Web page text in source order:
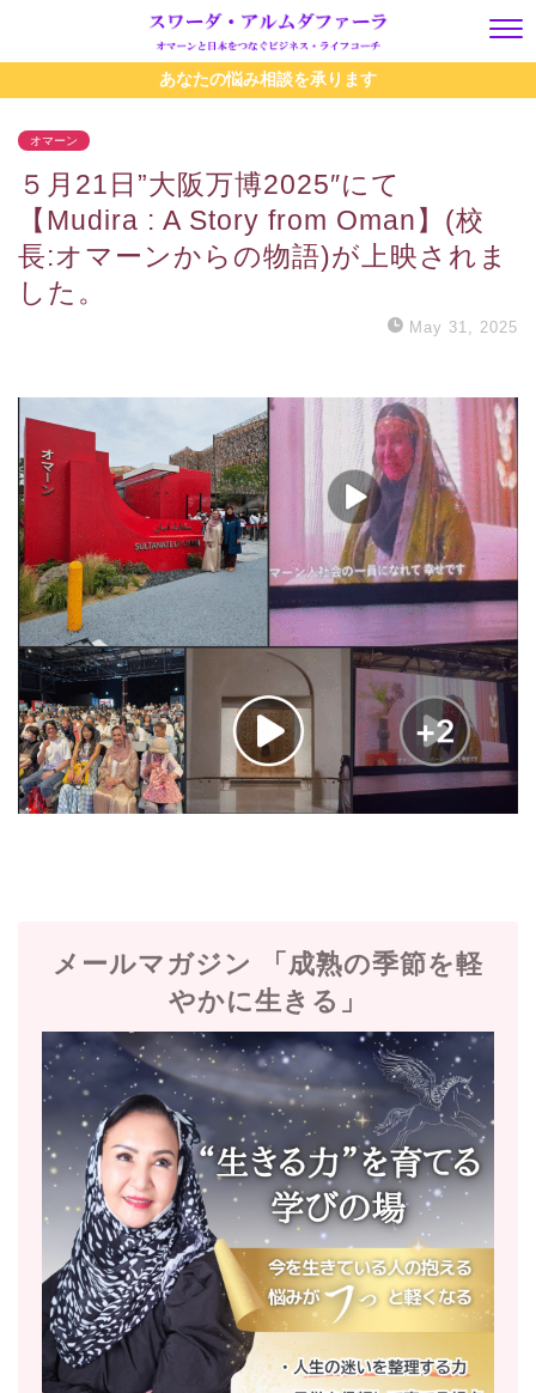
あなたの悩み相談を承ります
オマーン
５月21日”大阪万博2025″にて
【Mudira : A Story from Oman】(校
長:オマーンからの物語)が上映されま
した。
May 31, 2025
メールマガジン 「成熟の季節を軽
やかに生きる」